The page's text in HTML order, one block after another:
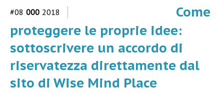
#08 000 2018
Come
proteggere le proprie idee:
sottoscrivere un accordo di
riservatezza direttamente dal
sito di Wise Mind Place